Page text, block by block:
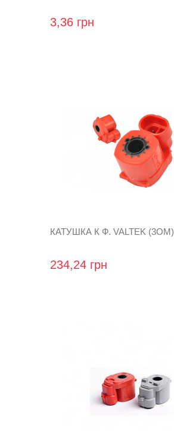
3,36 грн
КАТУШКА К Ф. VALTEK (3ОМ)
234,24 грн